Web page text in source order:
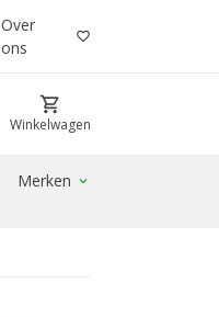
Over
ons
favorite_border
shopping_cart
Winkelwagen
Merken expand_more